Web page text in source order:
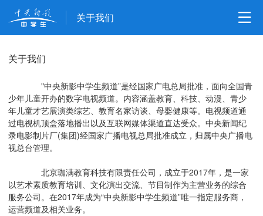
关于我们
关于我们
"中央新影中学生频道”是经国家广电总局批准，面向全国青
少年儿童开办的数字电视频道。内容涵盖教育、科技、动漫、青少
年儿童才艺展演类综艺、教育名家访谈、母婴健康等。电视频道通
过电视机顶盒落地播出以及互联网媒体渠道直达受众。中央新闻纪
录电影制片厂(集团)经国家广播电视总局批准成立，归属中央广播电
视总台管理。
北京珈满教育科技有限责任公司，成立于2017年，是一家
以艺术素质教育培训、文化演出交流、节目制作为主营业务的综合
服务公司。在2017年成为“中央新影中学生频道”唯一指定服务商，
运营频道及相关业务。